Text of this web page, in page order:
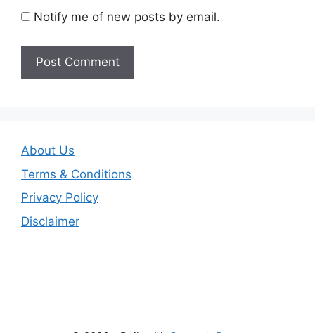
Notify me of new posts by email.
About Us
Terms & Conditions
Privacy Policy
Disclaimer